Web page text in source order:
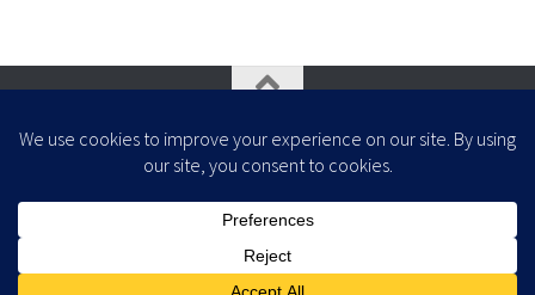
- Zaprojektowany z